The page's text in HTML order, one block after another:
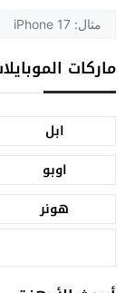
ماركات
ابل
اوبو
هونر